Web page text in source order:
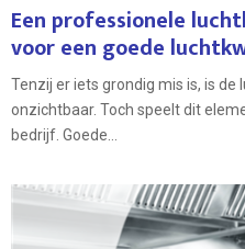
Een professionele
voor een goede
Tenzij er iets grondig mis is, is de
onzichtbaar. Toch speelt dit
bedrijf. Goede...